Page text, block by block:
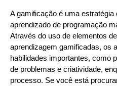
A gamificação é uma estratégia
aprendizado de programação
Através do uso de elementos
aprendizagem gamificadas, os
habilidades importantes, como
de problemas e criatividade,
processo. Se você está